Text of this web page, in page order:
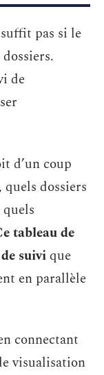
pas si le
de
d’un coup
dossiers
tableau de
suivi que
en parallèle
connectant
visualisation